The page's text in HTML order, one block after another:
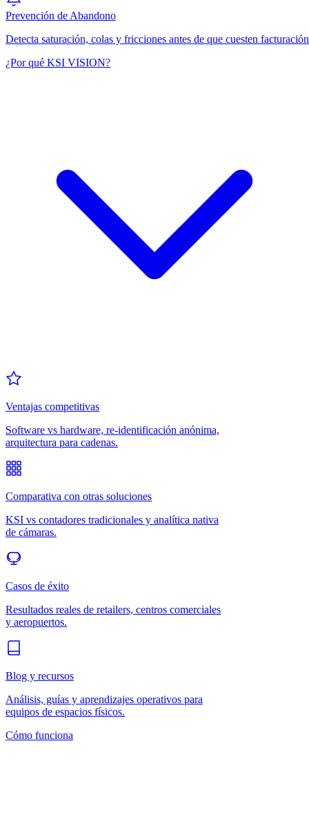
Prevención de Abandono
Detecta saturación, colas y fricciones antes de que cuesten
¿Por qué KSI VISION?
Ventajas competitivas
Software vs hardware, re-identificación anónima,
arquitectura para cadenas.
Comparativa con otras soluciones
KSI vs contadores tradicionales y analítica nativa
de cámaras.
Casos de éxito
Resultados reales de retailers, centros comerciales
y aeropuertos.
Blog y recursos
Análisis, guías y aprendizajes operativos para
equipos de espacios físicos.
Cómo funciona